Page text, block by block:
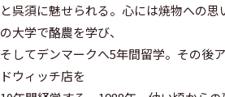
と呉須に魅せられる。心には焼物への
の大学で酪農を学び、
そしてデンマークへ5年間留学。その後
ドウィッチ店を